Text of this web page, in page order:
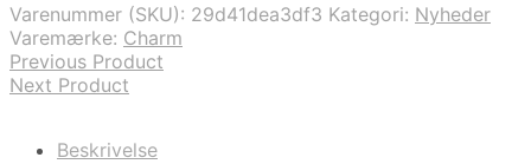
Varenummer (SKU): 29d41dea3df3 Kategori: Nyheder
Varemærke: Charm
Previous Product
Next Product
Beskrivelse